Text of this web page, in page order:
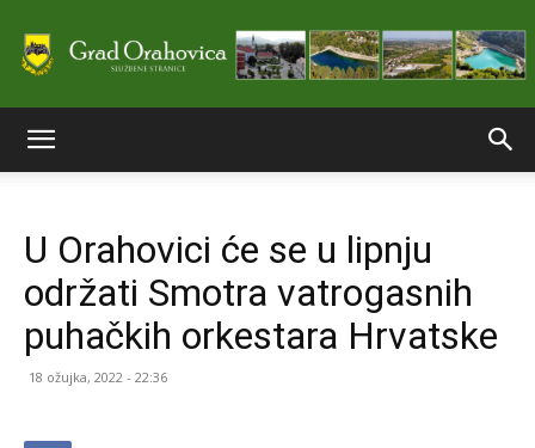
stranice
Grada
U Orahovici će se u lipnju
održati Smotra vatrogasnih
puhačkih orkestara Hrvatske
18 ožujka, 2022 - 22:36